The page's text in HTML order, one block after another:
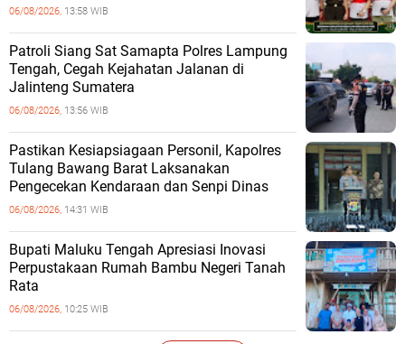
06/08/2026, 13:58 WIB
Patroli Siang Sat Samapta Polres Lampung
Tengah, Cegah Kejahatan Jalanan di
Jalinteng Sumatera
06/08/2026, 13:56 WIB
Pastikan Kesiapsiagaan Personil, Kapolres
Tulang Bawang Barat Laksanakan
Pengecekan Kendaraan dan Senpi Dinas
06/08/2026, 14:31 WIB
Bupati Maluku Tengah Apresiasi Inovasi
Perpustakaan Rumah Bambu Negeri Tanah
Rata
06/08/2026, 10:25 WIB